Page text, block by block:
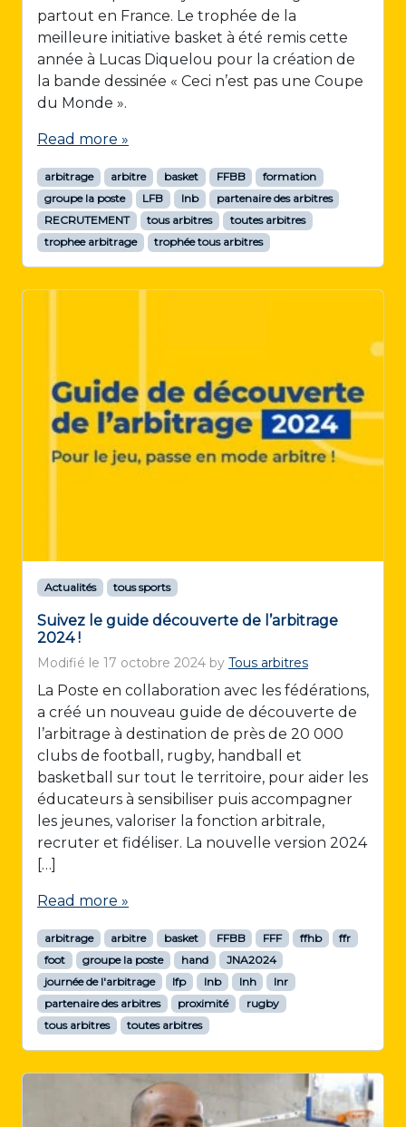
partout en France. Le trophée de la
meilleure initiative basket à été remis cette
année à Lucas Diquelou pour la création de
la bande dessinée « Ceci n’est pas une Coupe
du Monde ».
Read more »
arbitrage arbitre basket FFBB
formation
groupe la poste
LFB lnb
partenaire des arbitres
RECRUTEMENT
tous arbitres
toutes arbitres
trophee arbitrage
trophée tous arbitres
Actualités tous sports
Suivez le guide découverte de l’arbitrage
2024 !
Modifié le 17 octobre 2024 by Tous arbitres
La Poste en collaboration avec les fédérations,
a créé un nouveau guide de découverte de
l’arbitrage à destination de près de 20 000
clubs de football, rugby, handball et
basketball sur tout le territoire, pour aider les
éducateurs à sensibiliser puis accompagner
les jeunes, valoriser la fonction arbitrale,
recruter et fidéliser. La nouvelle version 2024
[…]
Read more »
arbitrage arbitre basket FFBB FFF ffhb
ffr
foot
groupe la poste hand
JNA2024
journée de l'arbitrage
lfp lnb lnh
lnr
partenaire des arbitres
proximité
rugby
tous arbitres
toutes arbitres